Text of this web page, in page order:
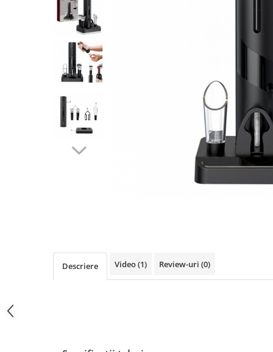
Protectie solara
Produse grecesti
Jocuri si Jucarii
Jucarii educationale
Casa si Gradina
Accesorii si dispozitive
Produse bucatarie
Produse sarbatori
Parfumuri arabesti
Descriere Video(1) Review-uri (0)